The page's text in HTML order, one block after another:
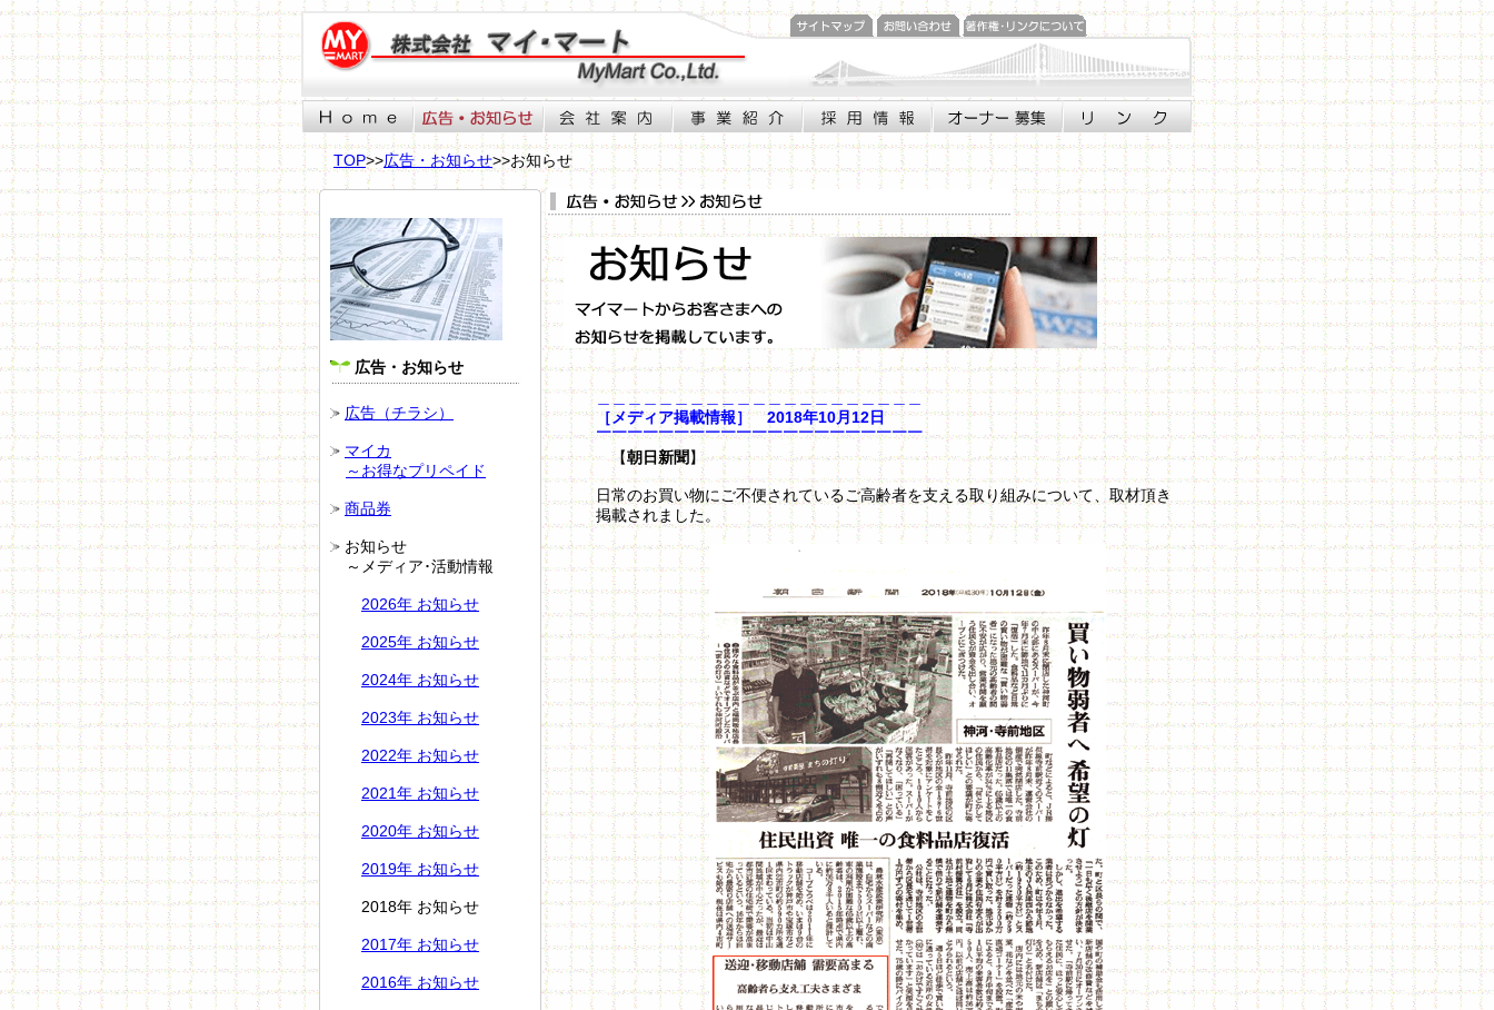
TOP>>広告・お知らせ>>お知らせ
.
広告・お知らせ
広告（チラシ）
マイカ
～お得なプリペイド
商品券
お知らせ
～メディア･活動情報
2026年 お知らせ
2025年 お知らせ
2024年 お知らせ
2023年 お知らせ
2022年 お知らせ
2021年 お知らせ
2020年 お知らせ
2019年 お知らせ
2018年 お知らせ
2017年 お知らせ
2016年 お知らせ
＿＿＿＿＿＿＿＿＿＿＿＿＿＿＿＿＿＿＿＿＿
［メディア掲載情報］ 2018年10月12日
￣￣￣￣￣￣￣￣￣￣￣￣￣￣￣￣￣￣￣￣￣
【朝日新聞】
日常のお買い物にご不便されているご高齢者を支える取り組みについて、取材頂き
掲載されました。